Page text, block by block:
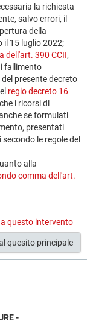
la richiesta
salvo errori, il
della
il 15 luglio 2022;
dell'art. 390 CCII,
fallimento
presente decreto
regio decreto 16
i ricorsi di
se formulati
presentati
le regole del
alla
comma dell'art.
questo intervento
quesito principale
-